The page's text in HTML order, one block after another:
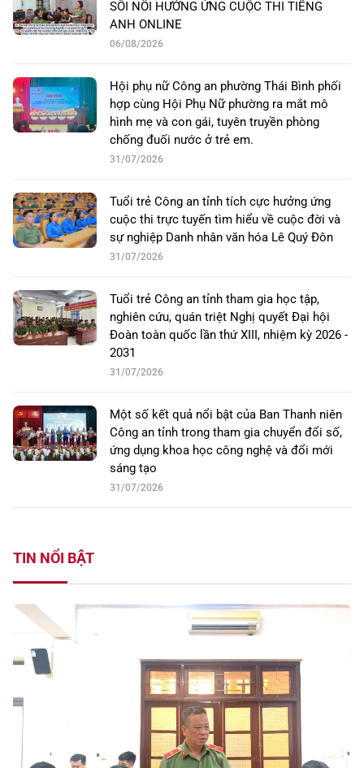
SÔI NỔI HƯỞNG ỨNG CUỘC THI TIẾNG
ANH ONLINE
06/08/2026
Hội phụ nữ Công an phường Thái Bình phối
hợp cùng Hội Phụ Nữ phường ra mắt mô
hình mẹ và con gái, tuyên truyền phòng
chống đuối nước ở trẻ em.
31/07/2026
Tuổi trẻ Công an tỉnh tích cực hưởng ứng
cuộc thi trực tuyến tìm hiểu về cuộc đời và
sự nghiệp Danh nhân văn hóa Lê Quý Đôn
31/07/2026
Tuổi trẻ Công an tỉnh tham gia học tập,
nghiên cứu, quán triệt Nghị quyết Đại hội
Đoàn toàn quốc lần thứ XIII, nhiệm kỳ 2026 -
2031
31/07/2026
Một số kết quả nổi bật của Ban Thanh niên
Công an tỉnh trong tham gia chuyển đổi số,
ứng dụng khoa học công nghệ và đổi mới
sáng tạo
31/07/2026
TIN NỔI BẬT